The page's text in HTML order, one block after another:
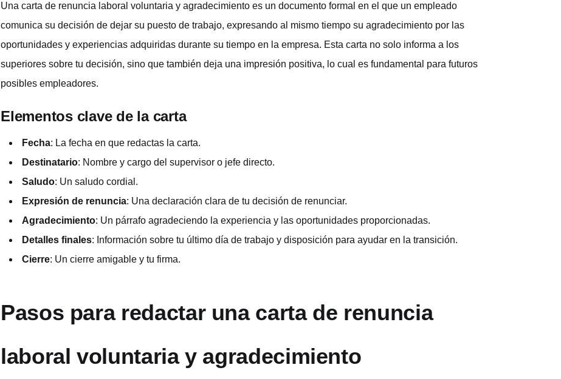
Una carta de renuncia laboral voluntaria y agradecimiento es un documento formal en el que un empleado
comunica su decisión de dejar su puesto de trabajo, expresando al mismo tiempo su agradecimiento por las
oportunidades y experiencias adquiridas durante su tiempo en la empresa. Esta carta no solo informa a los
superiores sobre tu decisión, sino que también deja una impresión positiva, lo cual es fundamental para futuros
posibles empleadores.
Elementos clave de la carta
Fecha: La fecha en que redactas la carta.
Destinatario: Nombre y cargo del supervisor o jefe directo.
Saludo: Un saludo cordial.
Expresión de renuncia: Una declaración clara de tu decisión de renunciar.
Agradecimiento: Un párrafo agradeciendo la experiencia y las oportunidades proporcionadas.
Detalles finales: Información sobre tu último día de trabajo y disposición para ayudar en la transición.
Cierre: Un cierre amigable y tu firma.
Pasos para redactar una carta de renuncia
laboral voluntaria y agradecimiento